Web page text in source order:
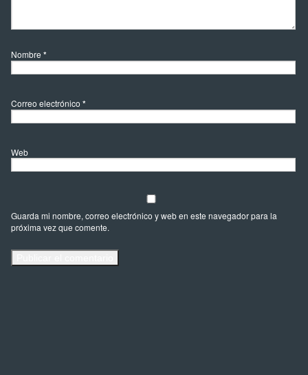
Nombre *
Correo electrónico *
Web
Guarda mi nombre, correo electrónico y web en este navegador para la
próxima vez que comente.